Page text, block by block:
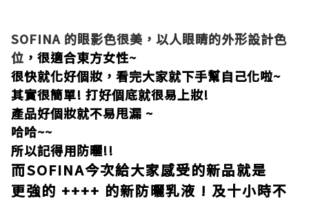
SOFINA 的眼影色很美，以人眼睛的外形設計色
位 ，很適合東方女性~
很快就化好個妝 ，看完大家就下手幫自己化啦~
其實很簡單! 打好個底就很易上妝!
產品好個妝就不易甩漏 ~
哈哈~~
所以記得用防曬!!
而SOFINA今次給大家感受的新品就是
更強的 ++++ 的新防曬乳液 ! 及十小時不